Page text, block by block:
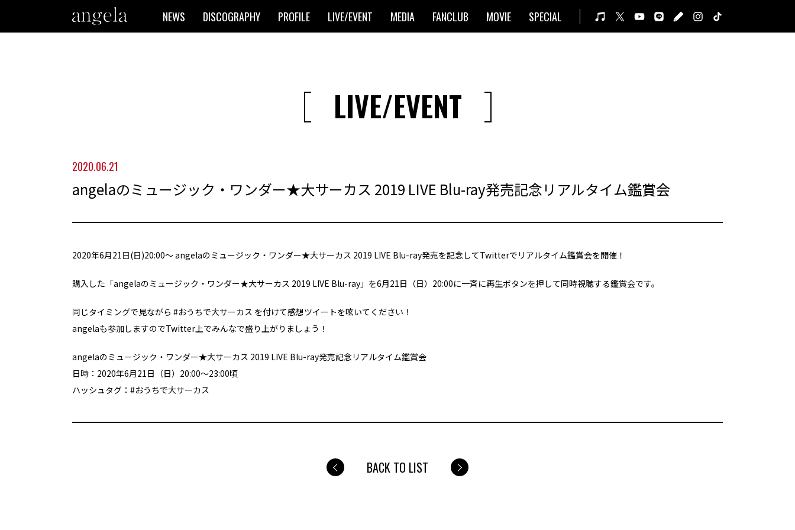
NEWS DISCOGRAPHY PROFILE LIVE/EVENT MEDIA FANCLUB MOVIE SPECIAL
LIVE/EVENT
2020.06.21
angelaのミュージック・ワンダー★大サーカス 2019 LIVE Blu-ray発売記念リアルタイム鑑賞会
2020年6月21日(日)20:00～ angelaのミュージック・ワンダー★大サーカス 2019 LIVE Blu-ray発売を記念してTwitterでリアルタイム鑑賞会を開催！
購入した「angelaのミュージック・ワンダー★大サーカス 2019 LIVE Blu-ray」を6月21日（日）20:00に一斉に再生ボタンを押して同時視聴する鑑賞会です。
同じタイミングで見ながら #おうちで大サーカス を付けて感想ツイートを呟いてください！
angelaも参加しますのでTwitter上でみんなで盛り上がりましょう！
angelaのミュージック・ワンダー★大サーカス 2019 LIVE Blu-ray発売記念リアルタイム鑑賞会
日時：2020年6月21日（日）20:00～23:00頃
ハッシュタグ：#おうちで大サーカス
BACK TO LIST